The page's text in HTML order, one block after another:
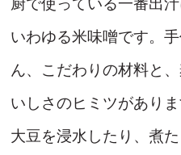
いわゆる米味噌です。
ん、こだわりの材料と
いしさのヒミツがありま
大豆を浸水したり、煮